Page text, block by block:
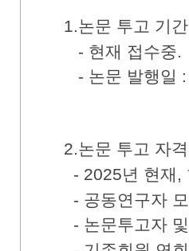
1.논문 투고 기
- 현재 접수중.
- 논문 발행일
2.논문 투고 자격
- 2025년 현재,
- 공동연구자
- 논문투고자